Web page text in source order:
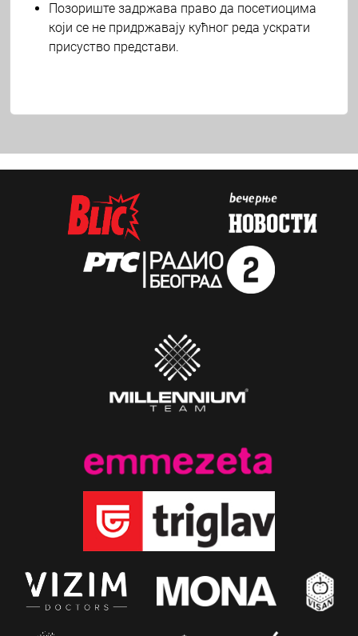
Позориште задржава право да посетиоцима
који се не придржавају кућног реда ускрати
присуство представи.